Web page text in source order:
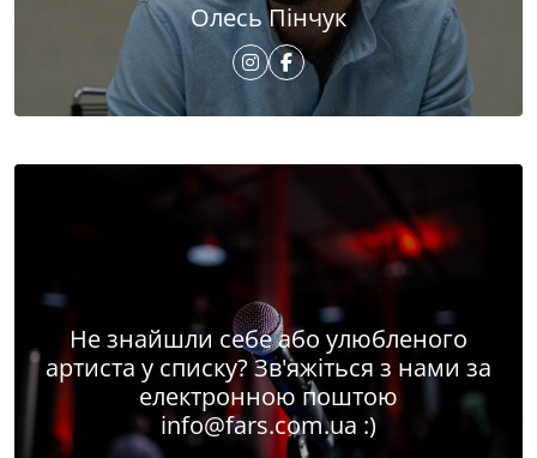
Олесь Пінчук
Не знайшли себе або улюбленого
артиста у списку? Зв'яжіться з нами за
електронною поштою
info@fars.com.ua :)